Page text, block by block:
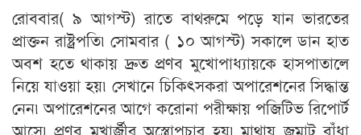
রোববার( ৯ আগস্ট) রাতে বাথরুমে পড়ে যান ভারতের
প্রাক্তন রাষ্ট্রপতি৷ সোমবার ( ১০ আগস্ট) সকালে ডান হাত
অবশ হতে থাকায় দ্রুত প্রণব মুখোপাধ্যায়কে হাসপাতালে
নিয়ে যাওয়া হয়৷ সেখানে চিকিৎসকরা অপারেশনের সিদ্ধান্ত
নেন৷ অপারেশনের আগে করোনা পরীক্ষায় পজিটিভ রিপোর্ট
আসে৷ প্রণব মুখার্জীর অস্ত্রোপচার হয়৷ মাথায় জমাট বাঁধা